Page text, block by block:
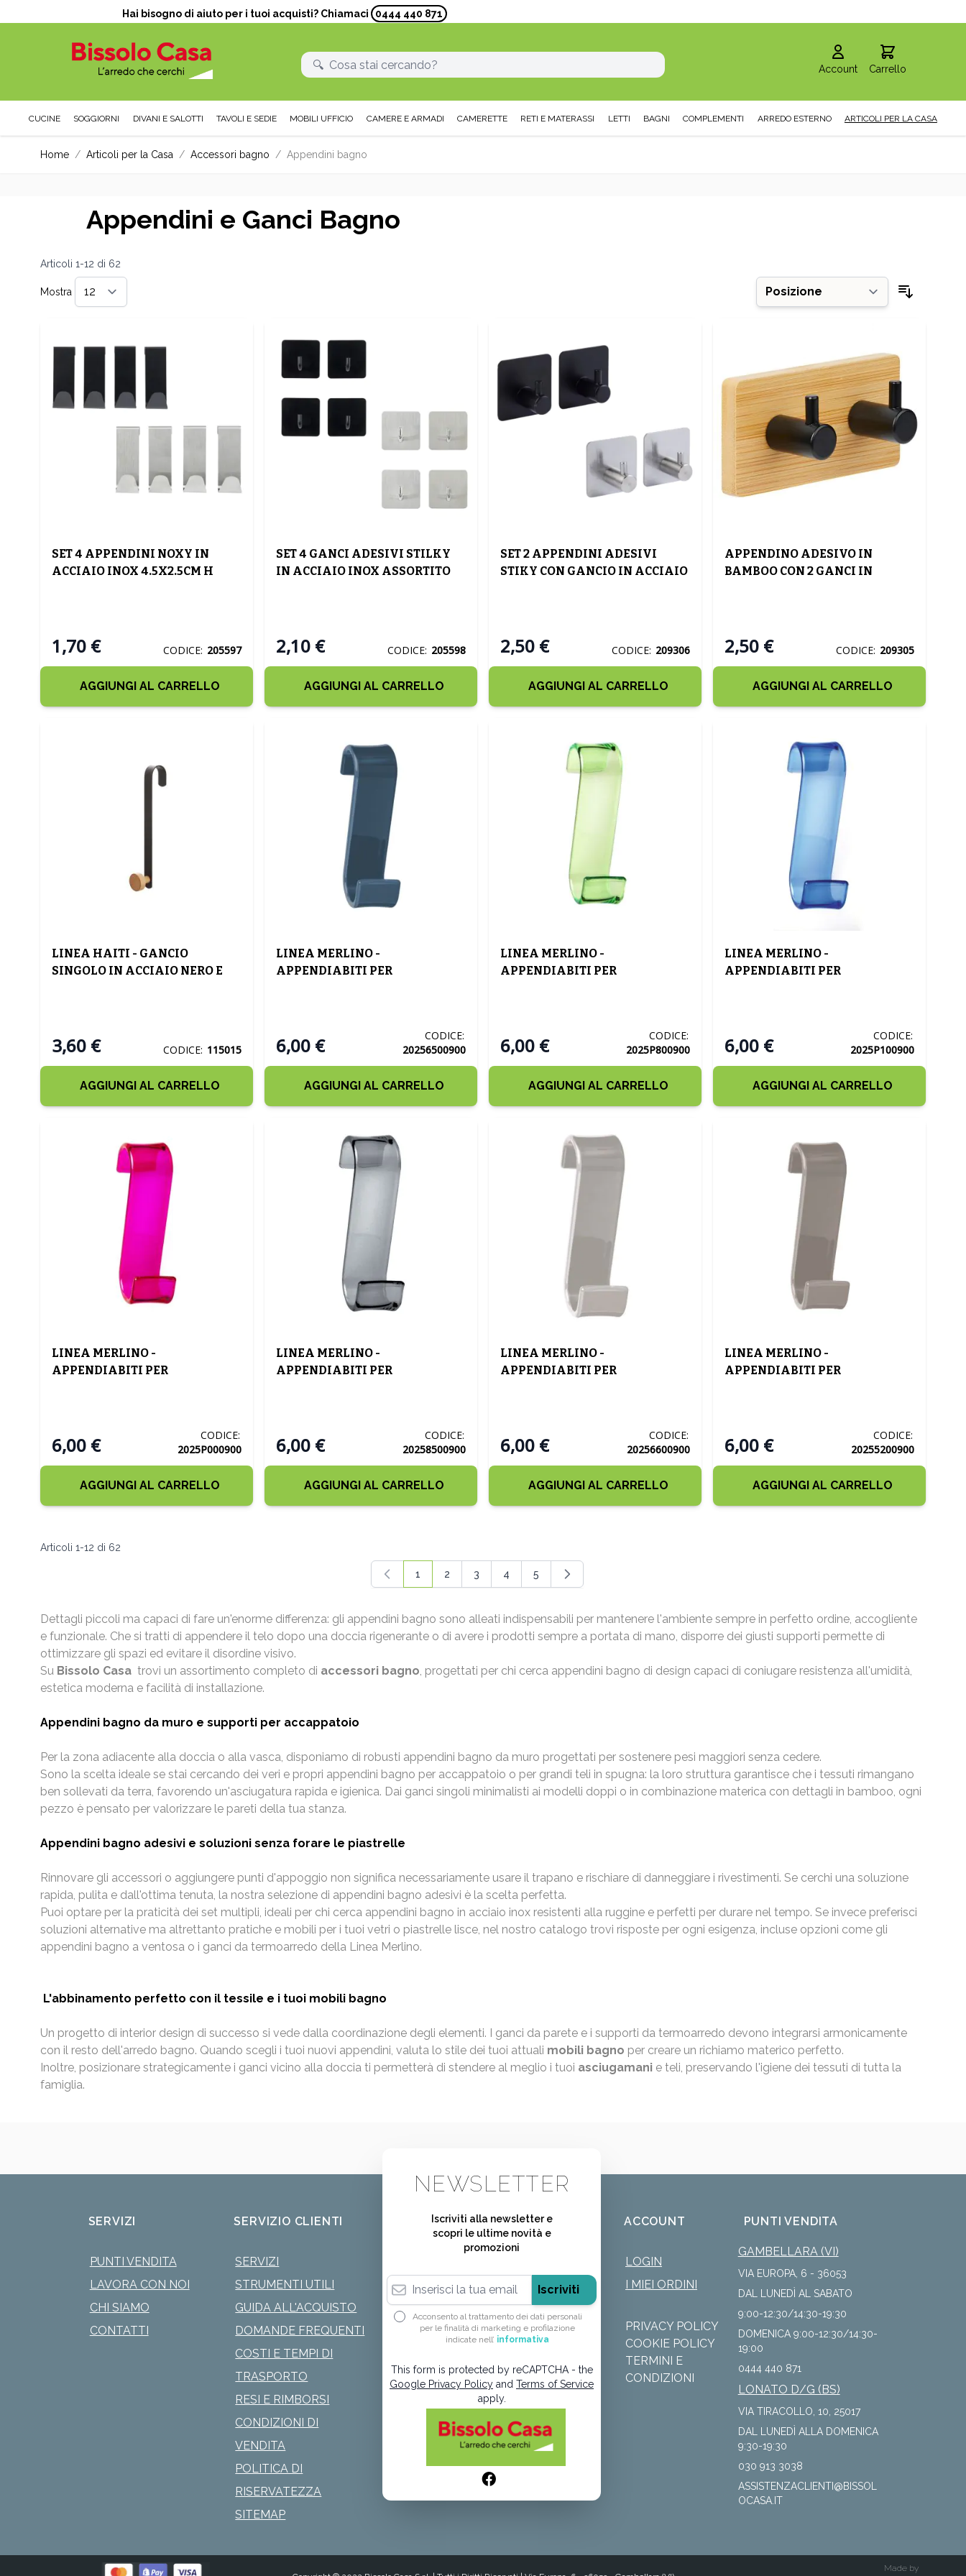
Hai bisogno di aiuto per i tuoi acquisti? Chiamaci 0444 440 871
Account Carrello
CUCINE SOGGIORNI DIVANI E SALOTTI TAVOLI E SEDIE MOBILI UFFICIO CAMERE E ARMADI CAMERETTE RETI E MATERASSI LETTI BAGNI COMPLEMENTI ARREDO ESTERNO ARTICOLI PER LA CASA
Home / Articoli per la Casa / Accessori bagno / Appendini bagno
Appendini e Ganci Bagno
Articoli 1-12 di 62
Mostra
per pagina
SET 4 APPENDINI NOXY IN
ACCIAIO INOX 4.5X2.5CM H
1,70 € CODICE: 205597
AGGIUNGI AL CARRELLO
SET 4 GANCI ADESIVI STILKY
IN ACCIAIO INOX ASSORTITO
2,10 € CODICE: 205598
AGGIUNGI AL CARRELLO
SET 2 APPENDINI ADESIVI
STIKY CON GANCIO IN ACCIAIO
2,50 € CODICE: 209306
AGGIUNGI AL CARRELLO
APPENDINO ADESIVO IN
BAMBOO CON 2 GANCI IN
2,50 € CODICE: 209305
AGGIUNGI AL CARRELLO
LINEA HAITI - GANCIO
SINGOLO IN ACCIAIO NERO E
3,60 € CODICE: 115015
AGGIUNGI AL CARRELLO
LINEA MERLINO -
APPENDIABITI PER
6,00 €
CODICE:
20256500900
AGGIUNGI AL CARRELLO
LINEA MERLINO -
APPENDIABITI PER
6,00 €
CODICE:
2025P800900
AGGIUNGI AL CARRELLO
LINEA MERLINO -
APPENDIABITI PER
6,00 €
CODICE:
2025P100900
AGGIUNGI AL CARRELLO
LINEA MERLINO -
APPENDIABITI PER
6,00 €
CODICE:
2025P000900
AGGIUNGI AL CARRELLO
LINEA MERLINO -
APPENDIABITI PER
6,00 €
CODICE:
20258500900
AGGIUNGI AL CARRELLO
LINEA MERLINO -
APPENDIABITI PER
6,00 €
CODICE:
20256600900
AGGIUNGI AL CARRELLO
LINEA MERLINO -
APPENDIABITI PER
6,00 €
CODICE:
20255200900
AGGIUNGI AL CARRELLO
Articoli 1-12 di 62
Attualmente stai leggendo la pagina
1
Pagina
2
Pagina
3
Pagina
4
Pagina
5
Dettagli piccoli ma capaci di fare un'enorme differenza: gli appendini bagno sono alleati indispensabili per mantenere l'ambiente sempre in perfetto ordine, accogliente
e funzionale. Che si tratti di appendere il telo dopo una doccia rigenerante o di avere i prodotti sempre a portata di mano, disporre dei giusti supporti permette di
ottimizzare gli spazi ed evitare il disordine visivo.
Su Bissolo Casa trovi un assortimento completo di accessori bagno, progettati per chi cerca appendini bagno di design capaci di coniugare resistenza all'umidità,
estetica moderna e facilità di installazione.
Appendini bagno da muro e supporti per accappatoio
Per la zona adiacente alla doccia o alla vasca, disponiamo di robusti appendini bagno da muro progettati per sostenere pesi maggiori senza cedere.
Sono la scelta ideale se stai cercando dei veri e propri appendini bagno per accappatoio o per grandi teli in spugna: la loro struttura garantisce che i tessuti rimangano
ben sollevati da terra, favorendo un'asciugatura rapida e igienica. Dai ganci singoli minimalisti ai modelli doppi o in combinazione materica con dettagli in bamboo, ogni
pezzo è pensato per valorizzare le pareti della tua stanza.
Appendini bagno adesivi e soluzioni senza forare le piastrelle
Rinnovare gli accessori o aggiungere punti d'appoggio non significa necessariamente usare il trapano e rischiare di danneggiare i rivestimenti. Se cerchi una soluzione
rapida, pulita e dall'ottima tenuta, la nostra selezione di appendini bagno adesivi è la scelta perfetta.
Puoi optare per la praticità dei set multipli, ideali per chi cerca appendini bagno in acciaio inox resistenti alla ruggine e perfetti per durare nel tempo. Se invece preferisci
soluzioni alternative ma altrettanto pratiche e mobili per i tuoi vetri o piastrelle lisce, nel nostro catalogo trovi risposte per ogni esigenza, incluse opzioni come gli
appendini bagno a ventosa o i ganci da termoarredo della Linea Merlino.
L'abbinamento perfetto con il tessile e i tuoi mobili bagno
Un progetto di interior design di successo si vede dalla coordinazione degli elementi. I ganci da parete e i supporti da termoarredo devono integrarsi armonicamente
con il resto dell'arredo bagno. Quando scegli i tuoi nuovi appendini, valuta lo stile dei tuoi attuali mobili bagno per creare un richiamo materico perfetto.
Inoltre, posizionare strategicamente i ganci vicino alla doccia ti permetterà di stendere al meglio i tuoi asciugamani e teli, preservando l'igiene dei tessuti di tutta la
famiglia.
SERVIZI
PUNTI VENDITA
LAVORA CON NOI
CHI SIAMO
CONTATTI
SERVIZIO CLIENTI
SERVIZI
STRUMENTI UTILI
GUIDA ALL'ACQUISTO
DOMANDE FREQUENTI
COSTI E TEMPI DI
TRASPORTO
RESI E RIMBORSI
CONDIZIONI DI
VENDITA
POLITICA DI
RISERVATEZZA
SITEMAP
NEWSLETTER
Iscriviti alla newsletter e
scopri le ultime novità e
promozioni
Indirizzo email
Iscriviti
Acconsento al trattamento dei dati personali
per le finalità di marketing e profilazione
indicate nell’ informativa
This form is protected by reCAPTCHA - the
Google Privacy Policy and Terms of Service
apply.
ACCOUNT
LOGIN
I MIEI ORDINI
PRIVACY POLICY
COOKIE POLICY
TERMINI E
CONDIZIONI
PUNTI VENDITA
GAMBELLARA (VI)
VIA EUROPA, 6 - 36053
DAL LUNEDÌ AL SABATO
9:00-12:30/14:30-19:30
DOMENICA 9:00-12:30/14:30-
19:00
0444 440 871
LONATO D/G (BS)
VIA TIRACOLLO, 10, 25017
DAL LUNEDÌ ALLA DOMENICA
9:30-19:30
030 913 3038
ASSISTENZACLIENTI@BISSOL
OCASA.IT
Made by